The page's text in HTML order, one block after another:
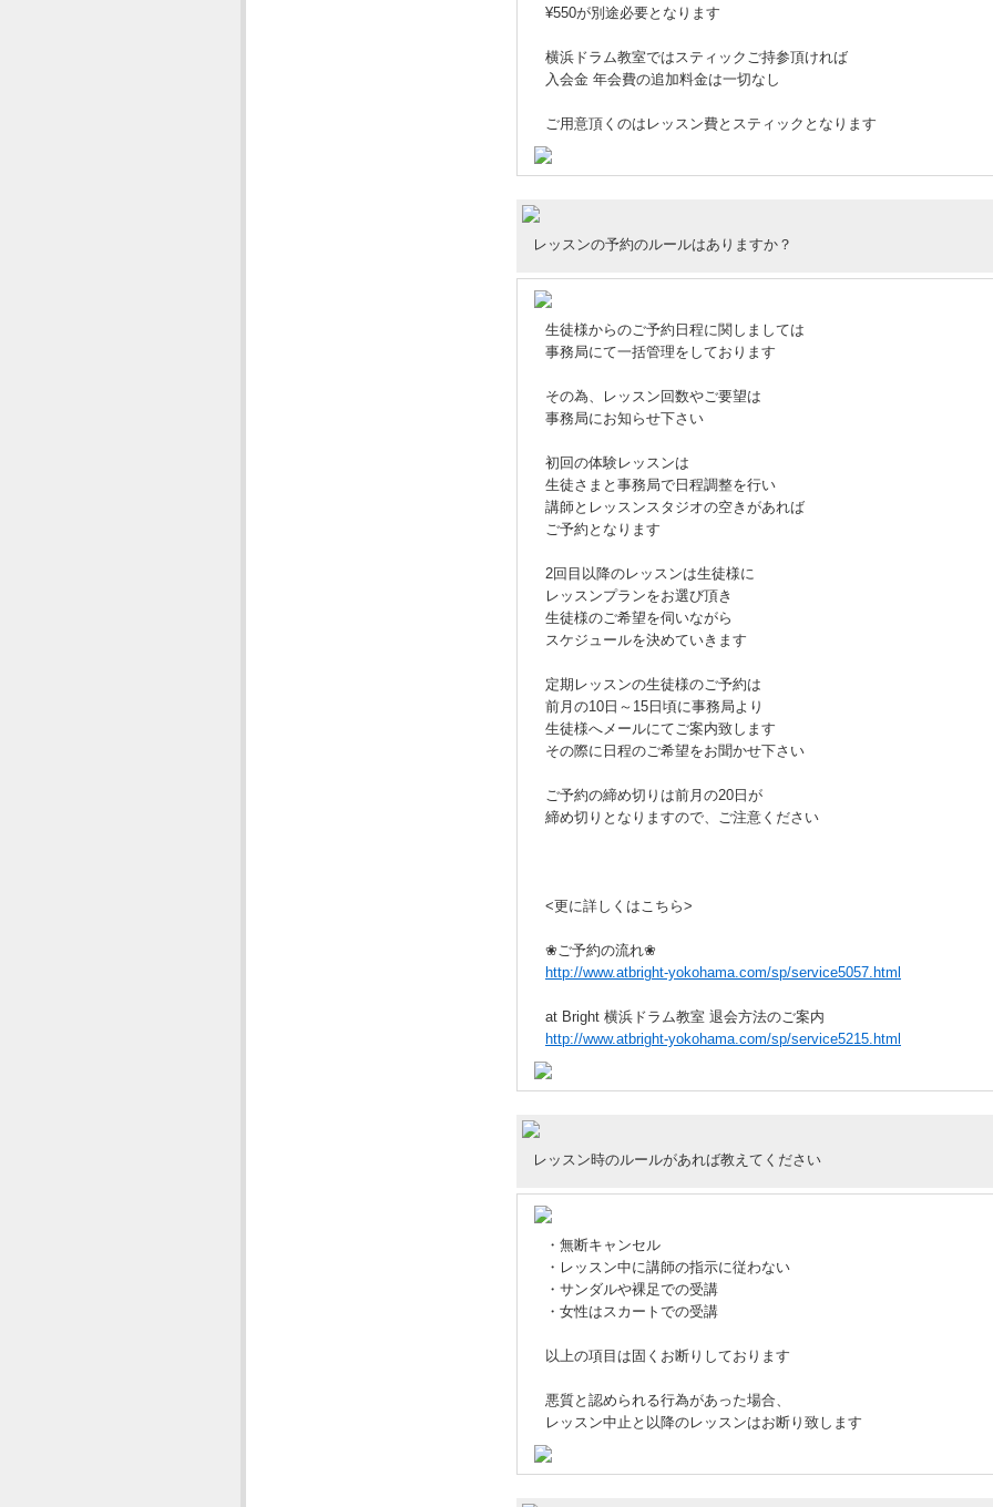
¥550が別途必要となります
横浜ドラム教室ではスティックご持参頂ければ
入会金 年会費の追加料金は一切なし
ご用意頂くのはレッスン費とスティックとなります
レッスンの予約のルールはありますか？
生徒様からのご予約日程に関しましては
事務局にて一括管理をしております
その為、レッスン回数やご要望は
事務局にお知らせ下さい
初回の体験レッスンは
生徒さまと事務局で日程調整を行い
講師とレッスンスタジオの空きがあれば
ご予約となります
2回目以降のレッスンは生徒様に
レッスンプランをお選び頂き
生徒様のご希望を伺いながら
スケジュールを決めていきます
定期レッスンの生徒様のご予約は
前月の10日～15日頃に事務局より
生徒様へメールにてご案内致します
その際に日程のご希望をお聞かせ下さい
ご予約の締め切りは前月の20日が
締め切りとなりますので、ご注意ください
<更に詳しくはこちら>
❀ご予約の流れ❀
http://www.atbright-yokohama.com/sp/service5057.html
at Bright 横浜ドラム教室 退会方法のご案内
http://www.atbright-yokohama.com/sp/service5215.html
レッスン時のルールがあれば教えてください
・無断キャンセル
・レッスン中に講師の指示に従わない
・サンダルや裸足での受講
・女性はスカートでの受講
以上の項目は固くお断りしております
悪質と認められる行為があった場合、
レッスン中止と以降のレッスンはお断り致します